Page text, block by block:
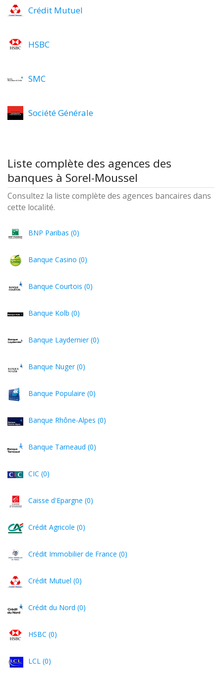
Crédit Mutuel
HSBC
SMC
Société Générale
Liste complète des agences des
banques à Sorel-Moussel
Consultez la liste complète des agences bancaires dans
cette localité.
BNP Paribas (0)
Banque Casino (0)
Banque Courtois (0)
Banque Kolb (0)
Banque Laydernier (0)
Banque Nuger (0)
Banque Populaire (0)
Banque Rhône-Alpes (0)
Banque Tarneaud (0)
CIC (0)
Caisse d'Epargne (0)
Crédit Agricole (0)
Crédit Immobilier de France (0)
Crédit Mutuel (0)
Crédit du Nord (0)
HSBC (0)
LCL (0)